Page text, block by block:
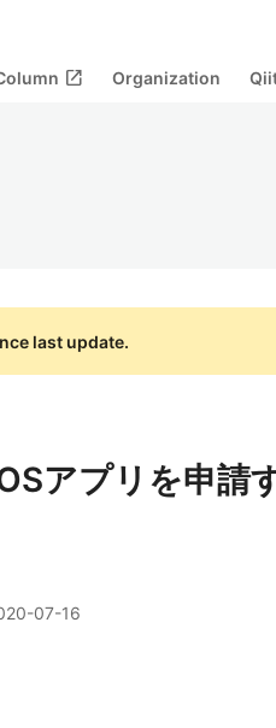
open_in_new Organization
last update.
アプリを申請
07-16